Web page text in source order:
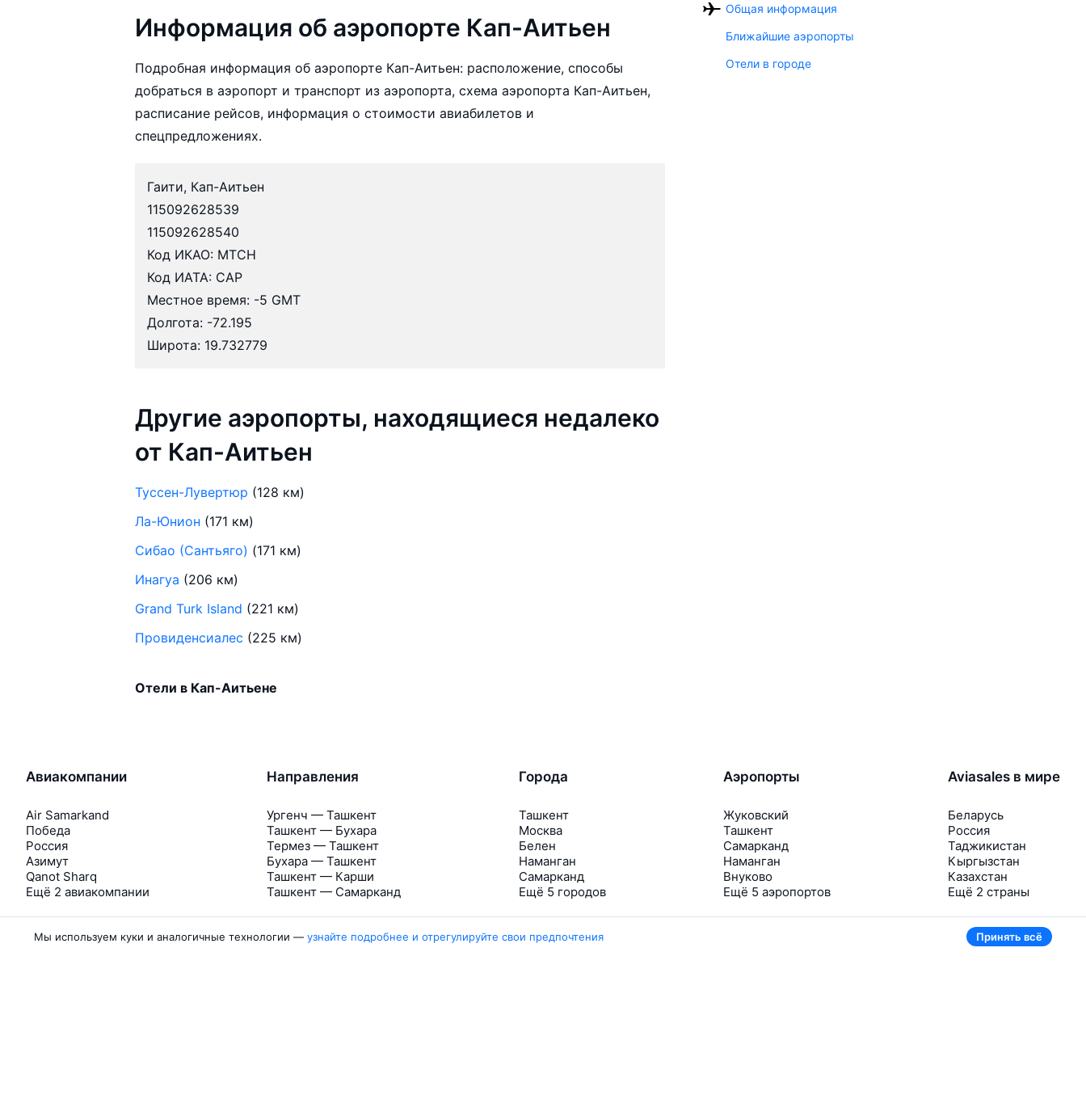
Информация об аэропорте Кап-Аитьен
Подробная информация об аэропорте Кап-Аитьен: расположение, способы
добраться в аэропорт и транспорт из аэропорта, схема аэропорта Кап-Аитьен,
расписание рейсов, информация о стоимости авиабилетов и
спецпредложениях.
Гаити, Кап-Аитьен
115092628539
115092628540
Код ИКАО: MTCH
Код ИАТА: CAP
Местное время: -5 GMT
Долгота: -72.195
Широта: 19.732779
Другие аэропорты, находящиеся недалеко
от Кап-Аитьен
Туссен-Лувертюр (128 км)
Ла-Юнион (171 км)
Сибао (Сантьяго) (171 км)
Инагуа (206 км)
Grand Turk Island (221 км)
Провиденсиалес (225 км)
Отели в Кап-Аитьене
Общая информация
Ближайшие аэропорты
Отели в городе
Авиакомпании
Air Samarkand
Победа
Россия
Азимут
Qanot Sharq
Ещё 2 авиакомпании
Направления
Ургенч — Ташкент
Ташкент — Бухара
Термез — Ташкент
Бухара — Ташкент
Ташкент — Карши
Ташкент — Самарканд
Города
Ташкент
Москва
Белен
Наманган
Самарканд
Ещё 5 городов
Аэропорты
Жуковский
Ташкент
Самарканд
Наманган
Внуково
Ещё 5 аэропортов
Aviasales в мире
Беларусь
Россия
Таджикистан
Кыргызстан
Казахстан
Ещё 2 страны
Мы используем куки и аналогичные технологии — узнайте подробнее и отрегулируйте свои предпочтения Принять всё